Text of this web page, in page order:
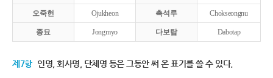
오죽헌 Ojukheon 촉석루 Chokseongnu
종묘 Jongmyo 다보탑 Dabotap
제7항 인명, 회사명, 단체명 등은 그동안 써 온 표기를 쓸 수 있다.